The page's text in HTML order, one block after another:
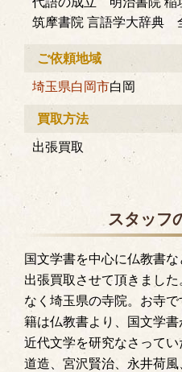
筑摩書院 言語学大辞典
ご依頼地域
埼玉県白岡市白岡
買取方法
出張買取
スタッフ
国文学書を中心に仏教書
出張買取させて頂きまし
なく埼玉県の寺院。お寺
籍は仏教書より、国文学書
近代文学を研究なさって
道造、宮沢賢治、永井荷